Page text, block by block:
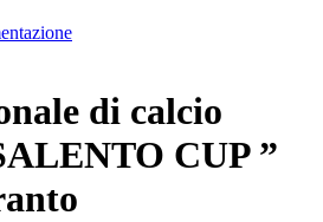
di calcio
CUP ”